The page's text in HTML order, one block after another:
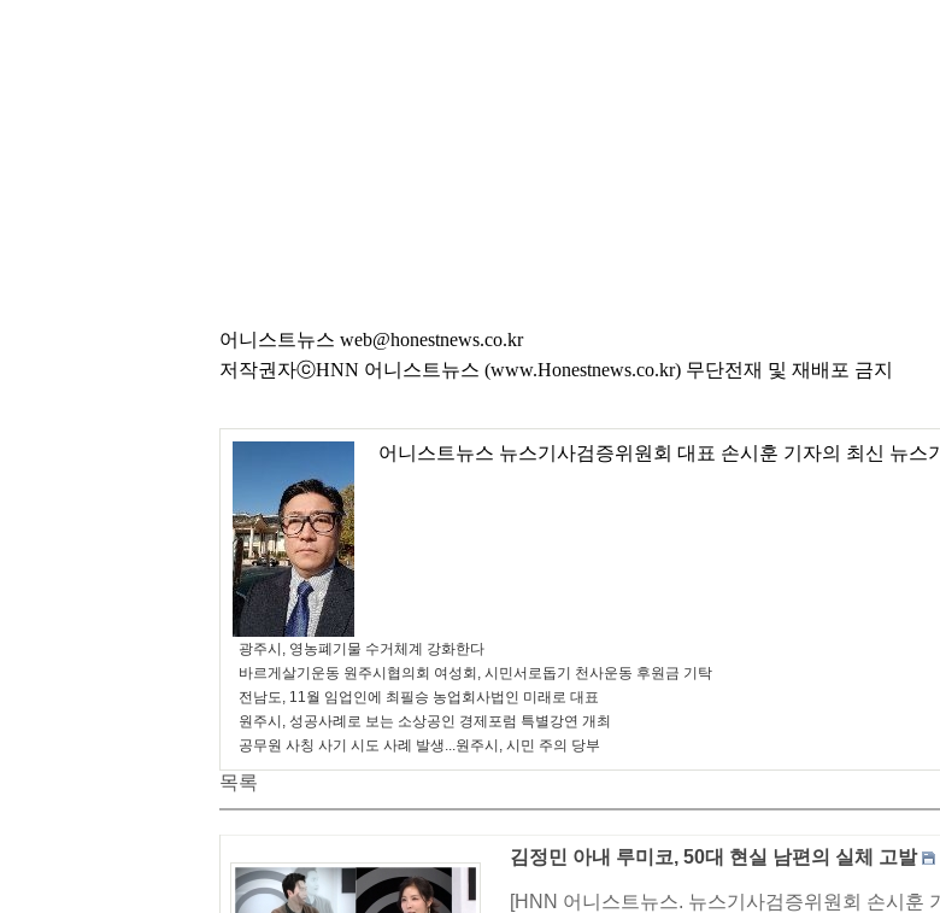
어니스트뉴스 web@honestnews.co.kr
저작권자ⓒHNN 어니스트뉴스 (www.Honestnews.co.kr) 무단전재 및 재배포 금지
어니스트뉴스 뉴스기사검증위원회 대표 손시훈 기자의 최신 뉴스
광주시, 영농폐기물 수거체계 강화한다
바르게살기운동 원주시협의회 여성회, 시민서로돕기 천사운동 후원금 기탁
전남도, 11월 임업인에 최필승 농업회사법인 미래로 대표
원주시, 성공사례로 보는 소상공인 경제포럼 특별강연 개최
공무원 사칭 사기 시도 사례 발생...원주시, 시민 주의 당부
목록
김정민 아내 루미코, 50대 현실 남편의 실체 고발
[HNN 어니스트뉴스. 뉴스기사검증위원회 손시훈